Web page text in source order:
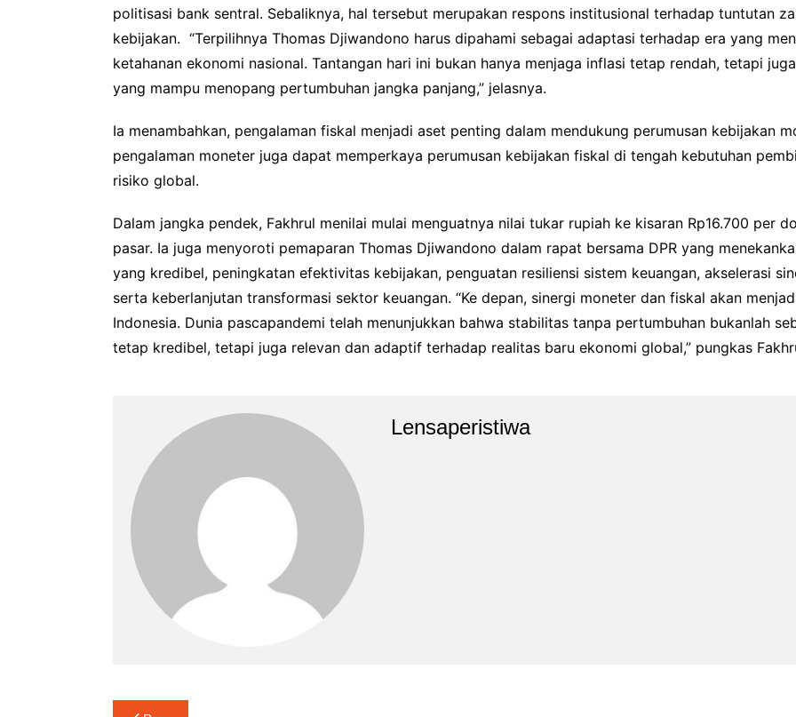
politisasi bank sentral. Sebaliknya, hal tersebut merupakan respons institusional terhadap tuntutan
kebijakan. “Terpilihnya Thomas Djiwandono harus dipahami sebagai adaptasi terhadap era yang
ketahanan ekonomi nasional. Tantangan hari ini bukan hanya menjaga inflasi tetap rendah, tetapi
yang mampu menopang pertumbuhan jangka panjang,” jelasnya.
Ia menambahkan, pengalaman fiskal menjadi aset penting dalam mendukung perumusan kebijakan
pengalaman moneter juga dapat memperkaya perumusan kebijakan fiskal di tengah kebutuhan
risiko global.
Dalam jangka pendek, Fakhrul menilai mulai menguatnya nilai tukar rupiah ke kisaran Rp16.700 per
pasar. Ia juga menyoroti pemaparan Thomas Djiwandono dalam rapat bersama DPR yang
yang kredibel, peningkatan efektivitas kebijakan, penguatan resiliensi sistem keuangan, akselerasi
serta keberlanjutan transformasi sektor keuangan. “Ke depan, sinergi moneter dan fiskal akan
Indonesia. Dunia pascapandemi telah menunjukkan bahwa stabilitas tanpa pertumbuhan bukanlah
tetap kredibel, tetapi juga relevan dan adaptif terhadap realitas baru ekonomi global,” pungkas
Lensaperistiwa